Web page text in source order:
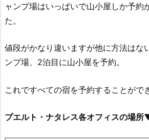
ャンプ場はいっぱいで山小屋しか予約
た。
値段がかなり違いますが他に方法はな
ンプ場、2泊目に山小屋を予約。
これですべての宿を予約することがで
プエルト・ナタレス各オフィスの場